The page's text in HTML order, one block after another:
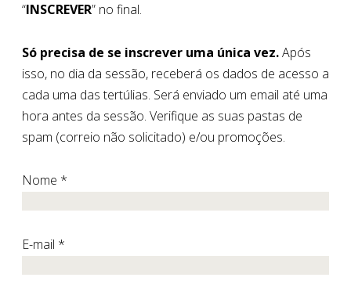
“INSCREVER” no final.
Só precisa de se inscrever uma única vez.Após
isso, no dia da sessão, receberá os dados de acesso a
cada uma das tertúlias. Será enviado um email até uma
hora antes da sessão. Verifique as suas pastas de
spam (correio não solicitado) e/ou promoções.
Nome *
E-mail *